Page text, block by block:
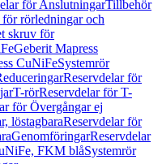
för AnslutningarTillbehör
rörledningar och
skruv för
Geberit Mapress
CuNiFeSystemrör
Reservdelar för
T-rörReservdelar för T-
för Övergångar ej
löstagbaraReservdelar för
GenomföringarReservdelar
FKM blåSystemrör